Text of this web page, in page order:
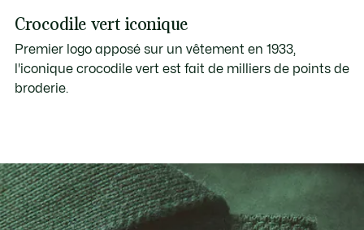
Crocodile vert iconique
Premier logo apposé sur un vêtement en 1933,
l'iconique crocodile vert est fait de milliers de points de
broderie.